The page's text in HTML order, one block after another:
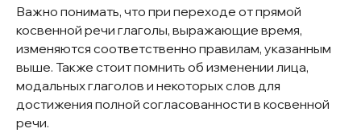
Важно понимать, что при переходе от прямой
косвенной речи глаголы, выражающие время,
изменяются соответственно правилам, указанным
выше. Также стоит помнить об изменении лица,
модальных глаголов и некоторых слов для
достижения полной согласованности в косвенной
речи.